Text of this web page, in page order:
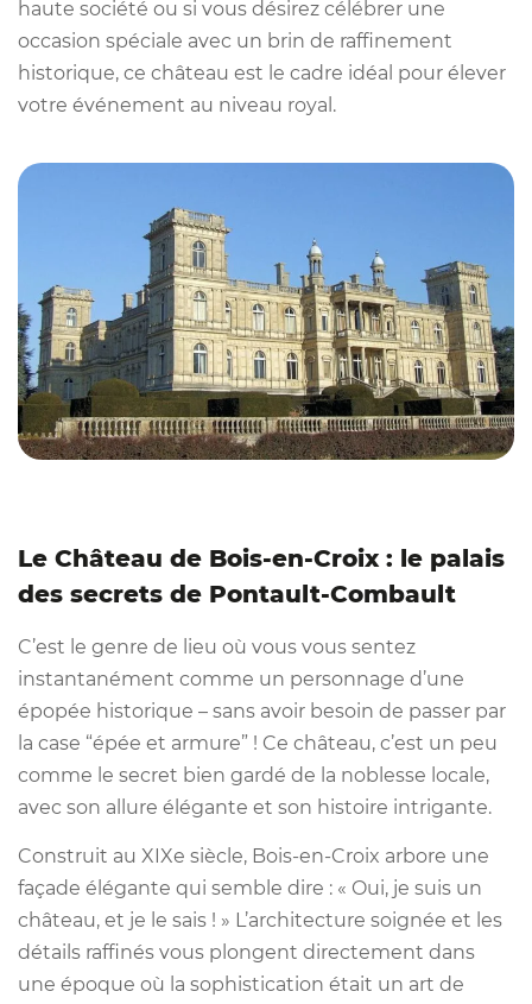
haute société ou si vous désirez célébrer une
occasion spéciale avec un brin de raffinement
historique, ce château est le cadre idéal pour élever
votre événement au niveau royal.
Le Château de Bois-en-Croix : le palais
des secrets de Pontault-Combault
C’est le genre de lieu où vous vous sentez
instantanément comme un personnage d’une
épopée historique – sans avoir besoin de passer par
la case “épée et armure” ! Ce château, c’est un peu
comme le secret bien gardé de la noblesse locale,
avec son allure élégante et son histoire intrigante.
Construit au XIXe siècle, Bois-en-Croix arbore une
façade élégante qui semble dire : « Oui, je suis un
château, et je le sais ! » L’architecture soignée et les
détails raffinés vous plongent directement dans
une époque où la sophistication était un art de